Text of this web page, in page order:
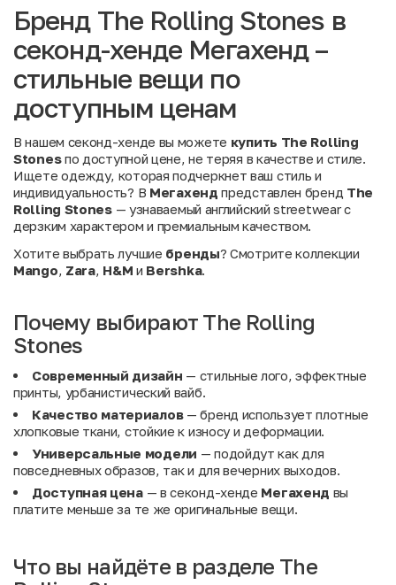
Бренд The Rolling Stones в
секонд-хенде Мегахенд –
стильные вещи по
доступным ценам
В нашем секонд-хенде вы можете купить The Rolling
Stonesпо доступной цене, не теряя в качестве и стиле.
Ищете одежду, которая подчеркнет ваш стиль и
индивидуальность? В Мегахенд представлен бренд The
Rolling Stones— узнаваемый английский streetwear с
дерзким характером и премиальным качеством.
Хотите выбрать лучшие бренды? Смотрите коллекции
Mango, Zara, H&M и Bershka.
Почему выбирают The Rolling
Stones
Современный дизайн — стильные лого, эффектные
принты, урбанистический вайб.
Качество материалов— бренд использует плотные
хлопковые ткани, стойкие к износу и деформации.
Универсальные модели — подойдут как для
повседневных образов, так и для вечерних выходов.
Доступная цена— в секонд-хенде Мегахенд вы
платите меньше за те же оригинальные вещи.
Что вы найдёте в разделе The